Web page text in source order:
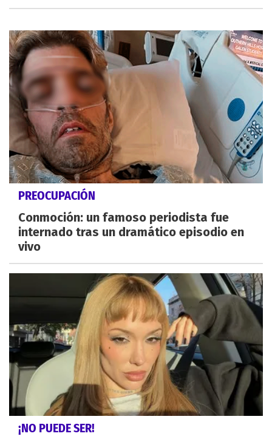
PREOCUPACIÓN
Conmoción: un famoso periodista fue
internado tras un dramático episodio en
vivo
¡NO PUEDE SER!